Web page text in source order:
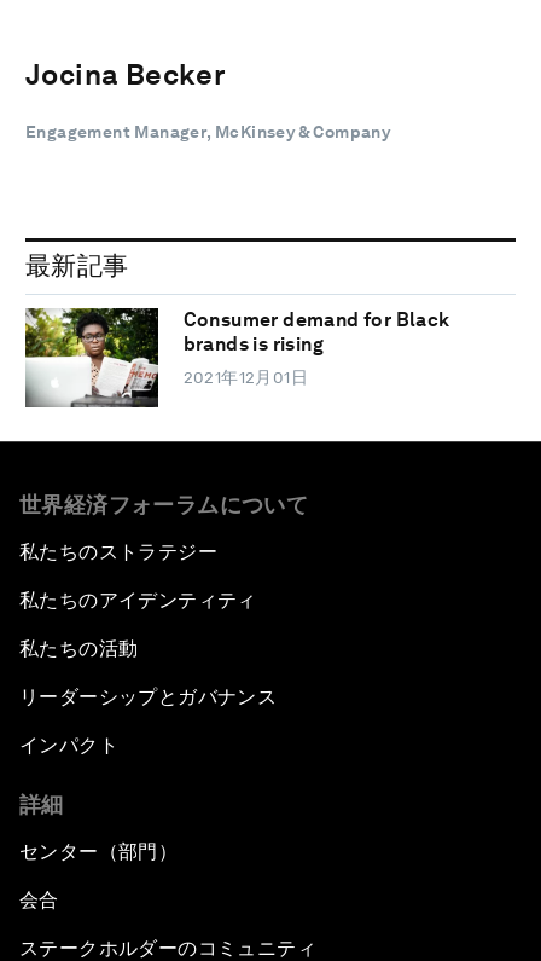
Jocina Becker
Engagement Manager, McKinsey & Company
最新記事
Consumer demand for Black
brands is rising
2021年12月01日
世界経済フォーラムについて
私たちのストラテジー
私たちのアイデンティティ
私たちの活動
リーダーシップとガバナンス
インパクト
詳細
センター（部門）
会合
ステークホルダーのコミュニティ